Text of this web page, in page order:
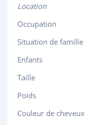
Location
Occupation
Situation de famille
Enfants
Taille
Poids
Couleur de cheveux